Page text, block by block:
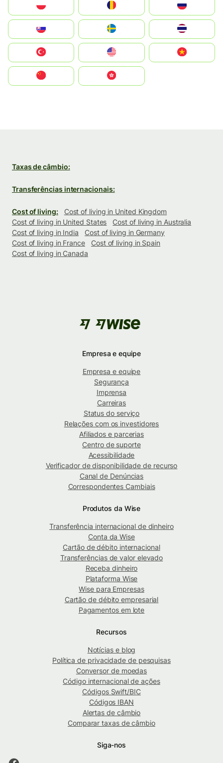
United States
中國香港特別行政區
Taxas de câmbio:
Transferências internacionais:
Cost of living:
Cost of living in United Kingdom
Cost of living in United States
Cost of living in Australia
Cost of living in India
Cost of living in Germany
Cost of living in France
Cost of living in Spain
Cost of living in Canada
Empresa e equipe
Empresa e equipe
Segurança
Imprensa
Carreiras
Status do serviço
Relações com os investidores
Afiliados e parcerias
Centro de suporte
Acessibilidade
Verificador de disponibilidade de recurso
Canal de Denúncias
Correspondentes Cambiais
Produtos da Wise
Transferência internacional de dinheiro
Conta da Wise
Cartão de débito internacional
Transferências de valor elevado
Receba dinheiro
Plataforma Wise
Wise para Empresas
Cartão de débito empresarial
Pagamentos em lote
Recursos
Notícias e blog
Política de privacidade de pesquisas
Conversor de moedas
Código internacional de ações
Códigos Swift/BIC
Códigos IBAN
Alertas de câmbio
Comparar taxas de câmbio
Siga-nos